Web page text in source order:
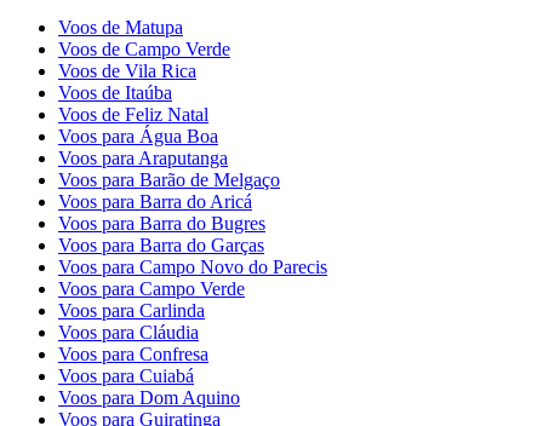
Voos de Matupa
Voos de Campo Verde
Voos de Vila Rica
Voos de Itaúba
Voos de Feliz Natal
Voos para Água Boa
Voos para Araputanga
Voos para Barão de Melgaço
Voos para Barra do Aricá
Voos para Barra do Bugres
Voos para Barra do Garças
Voos para Campo Novo do Parecis
Voos para Campo Verde
Voos para Carlinda
Voos para Cláudia
Voos para Confresa
Voos para Cuiabá
Voos para Dom Aquino
Voos para Guiratinga